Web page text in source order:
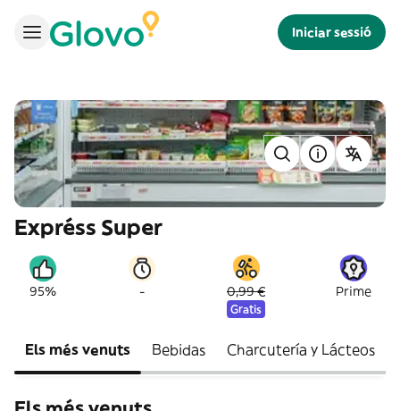
Iniciar sessió
Expréss Super
95% - 0,99 €
Gratis
Prime
Els més venuts Bebidas Charcutería y Lácteos